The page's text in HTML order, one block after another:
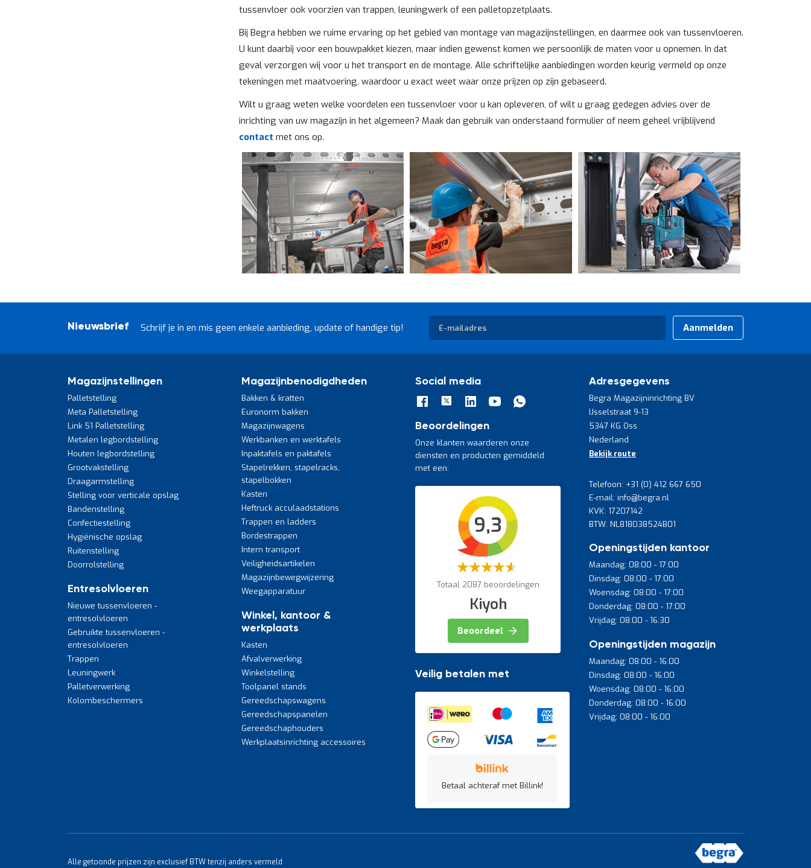
tussenvloer ook voorzien van trappen, leuningwerk of een palletopzetplaats.
Bij Begra hebben we ruime ervaring op het gebied van montage van magazijnstellingen, en daarmee ook van tussenvloeren.
U kunt daarbij voor een bouwpakket kiezen, maar indien gewenst komen we persoonlijk de maten voor u opnemen. In dat
geval verzorgen wij voor u het transport en de montage. Alle schriftelijke aanbiedingen worden keurig vermeld op onze
tekeningen met maatvoering, waardoor u exact weet waar onze prijzen op zijn gebaseerd.
Wilt u graag weten welke voordelen een tussenvloer voor u kan opleveren, of wilt u graag gedegen advies over de
inrichting van uw magazijn in het algemeen? Maak dan gebruik van onderstaand formulier of neem geheel vrijblijvend
contact met ons op.
Nieuwsbrief Schrijf je in en mis geen enkele aanbieding, update of handige tip!
Abonneer
op
onze
Aanmelden
Magazijnstellingen
Palletstelling
Meta Palletstelling
Link 51 Palletstelling
Metalen legbordstelling
Houten legbordstelling
Grootvakstelling
Draagarmstelling
Stelling voor verticale opslag
Bandenstelling
Confectiestelling
Hygiënische opslag
Ruitenstelling
Doorrolstelling
Entresolvloeren
Nieuwe tussenvloeren -
entresolvloeren
Gebruikte tussenvloeren -
entresolvloeren
Trappen
Leuningwerk
Palletverwerking
Kolombeschermers
Magazijnbenodigdheden
Bakken & kratten
Euronorm bakken
Magazijnwagens
Werkbanken en werktafels
Inpaktafels en paktafels
Stapelrekken, stapelracks,
stapelbokken
Kasten
Heftruck acculaadstations
Trappen en ladders
Bordestrappen
Intern transport
Veiligheidsartikelen
Magazijnbewegwijzering
Weegapparatuur
Winkel, kantoor &
werkplaats
Kasten
Afvalverwerking
Winkelstelling
Toolpanel stands
Gereedschapswagens
Gereedschapspanelen
Gereedschaphouders
Werkplaatsinrichting accessoires
Social media
Beoordelingen
Onze klanten waarderen onze
diensten en producten gemiddeld
met een:
9,3
Waardering:
Totaal 2087 beoordelingen
Kiyoh
Beoordeel
Veilig betalen met
Betaal achteraf met Billink!
Adresgegevens
Begra Magazijninrichting BV
IJsselstraat 9-13
5347 KG Oss
Nederland
Bekijk route
Telefoon: +31 (0) 412 667 650
E-mail: info@begra.nl
KVK: 17207142
BTW: NL818038524B01
Openingstijden kantoor
Maandag: 08:00 - 17:00
Dinsdag: 08:00 - 17:00
Woensdag: 08:00 - 17:00
Donderdag: 08:00 - 17:00
Vrijdag: 08:00 - 16:30
Openingstijden magazijn
Maandag: 08:00 - 16:00
Dinsdag: 08:00 - 16:00
Woensdag: 08:00 - 16:00
Donderdag: 08:00 - 16:00
Vrijdag: 08:00 - 16:00
Alle getoonde prijzen zijn exclusief BTW tenzij anders vermeld